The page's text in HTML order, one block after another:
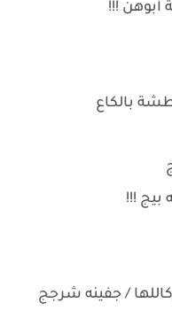
أبوهن !!!
بالكاع
بيج !!!
/ جفينه شرجج